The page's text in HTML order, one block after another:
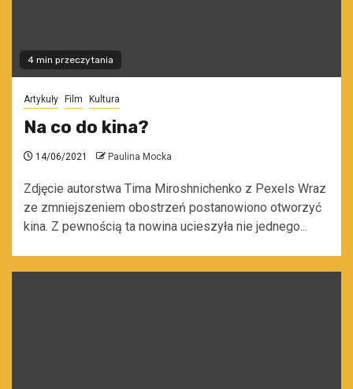
4 min przeczytania
Artykuły Film Kultura
Na co do kina?
14/06/2021 Paulina Mocka
Zdjęcie autorstwa Tima Miroshnichenko z Pexels Wraz
ze zmniejszeniem obostrzeń postanowiono otworzyć
kina. Z pewnością ta nowina ucieszyła nie jednego...